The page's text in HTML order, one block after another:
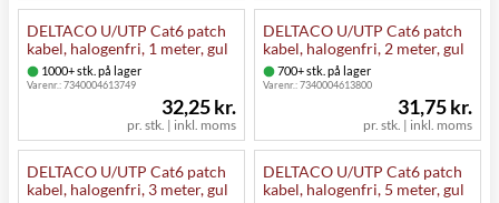
DELTACO U/UTP Cat6 patch
kabel, halogenfri, 1 meter, gul
1000+ stk. på lager
Varenr.:7340004613749
pr. stk. | inkl. moms
32,25 kr.
DELTACO U/UTP Cat6 patch
kabel, halogenfri, 2 meter, gul
700+ stk. på lager
Varenr.:7340004613800
pr. stk. | inkl. moms
31,75 kr.
DELTACO U/UTP Cat6 patch
kabel, halogenfri, 3 meter, gul
DELTACO U/UTP Cat6 patch
kabel, halogenfri, 5 meter, gul